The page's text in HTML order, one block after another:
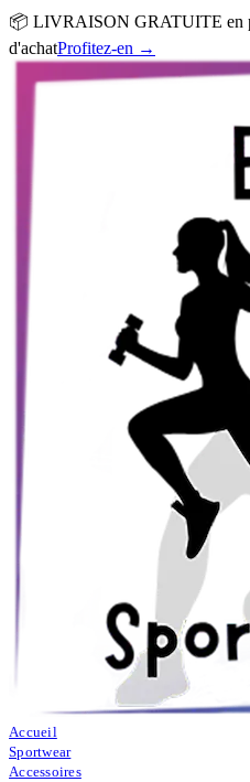
📦 LIVRAISON GRATUITE en
d'achatProfitez-en →
Accueil
Sportwear
Accessoires